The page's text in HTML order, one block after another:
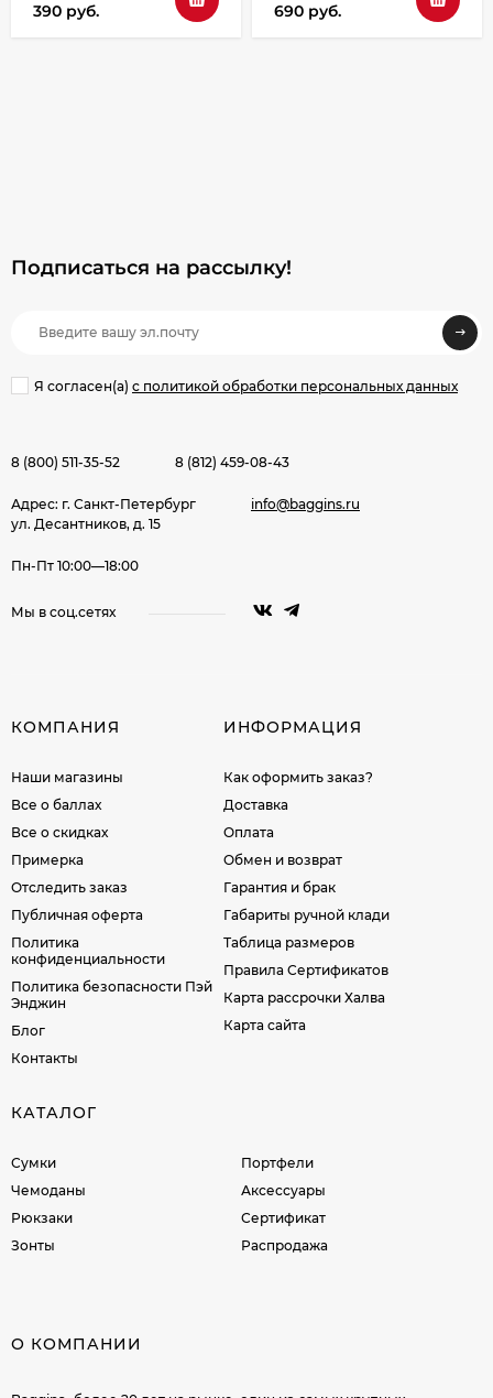
390 руб. 690 руб.
Подписаться на рассылкy!
Я согласен(a) с политикой обработки персональных данных
8 (800) 511-35-52 8 (812) 459-08-43
Адрес: г. Санкт-Петербург
ул. Десантников, д. 15
info@baggins.ru
Пн-Пт 10:00—18:00
Мы в соц.сетях
КОМПАНИЯ
Наши магазины
Все о баллах
Все о скидках
Примерка
Отследить заказ
Публичная оферта
Политика
конфиденциальности
Политика безопасности Пэй
Энджин
Блог
Контакты
ИНФОРМАЦИЯ
Как оформить заказ?
Доставка
Оплата
Обмен и возврат
Гарантия и брак
Габариты ручной клади
Таблица размеров
Правила Сертификатов
Карта рассрочки Халва
Карта сайта
КАТАЛОГ
Сумки
Чемоданы
Рюкзаки
Зонты
Портфели
Аксессуары
Сертификат
Распродажа
О КОМПАНИИ